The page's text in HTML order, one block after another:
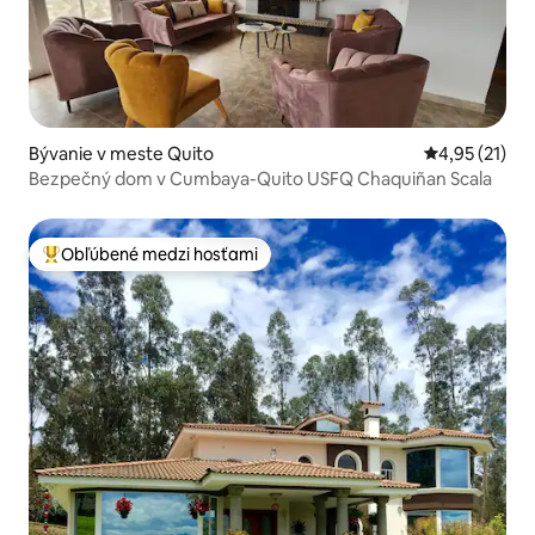
Bývanie v meste Quito Priemerné
4,95 (21)
Bezpečný dom v Cumbaya-Quito USFQ Chaquiñan Scala
Najobľúbenejšie medzi hosťami
Obľúbené medzi hosťami